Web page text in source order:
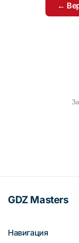
←
GDZ Masters
Навигация